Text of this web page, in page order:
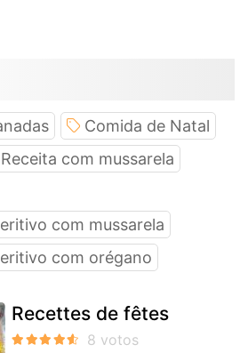
Comida de Natal
Receita com mussarela
com mussarela
com orégano
Recettes de fêtes